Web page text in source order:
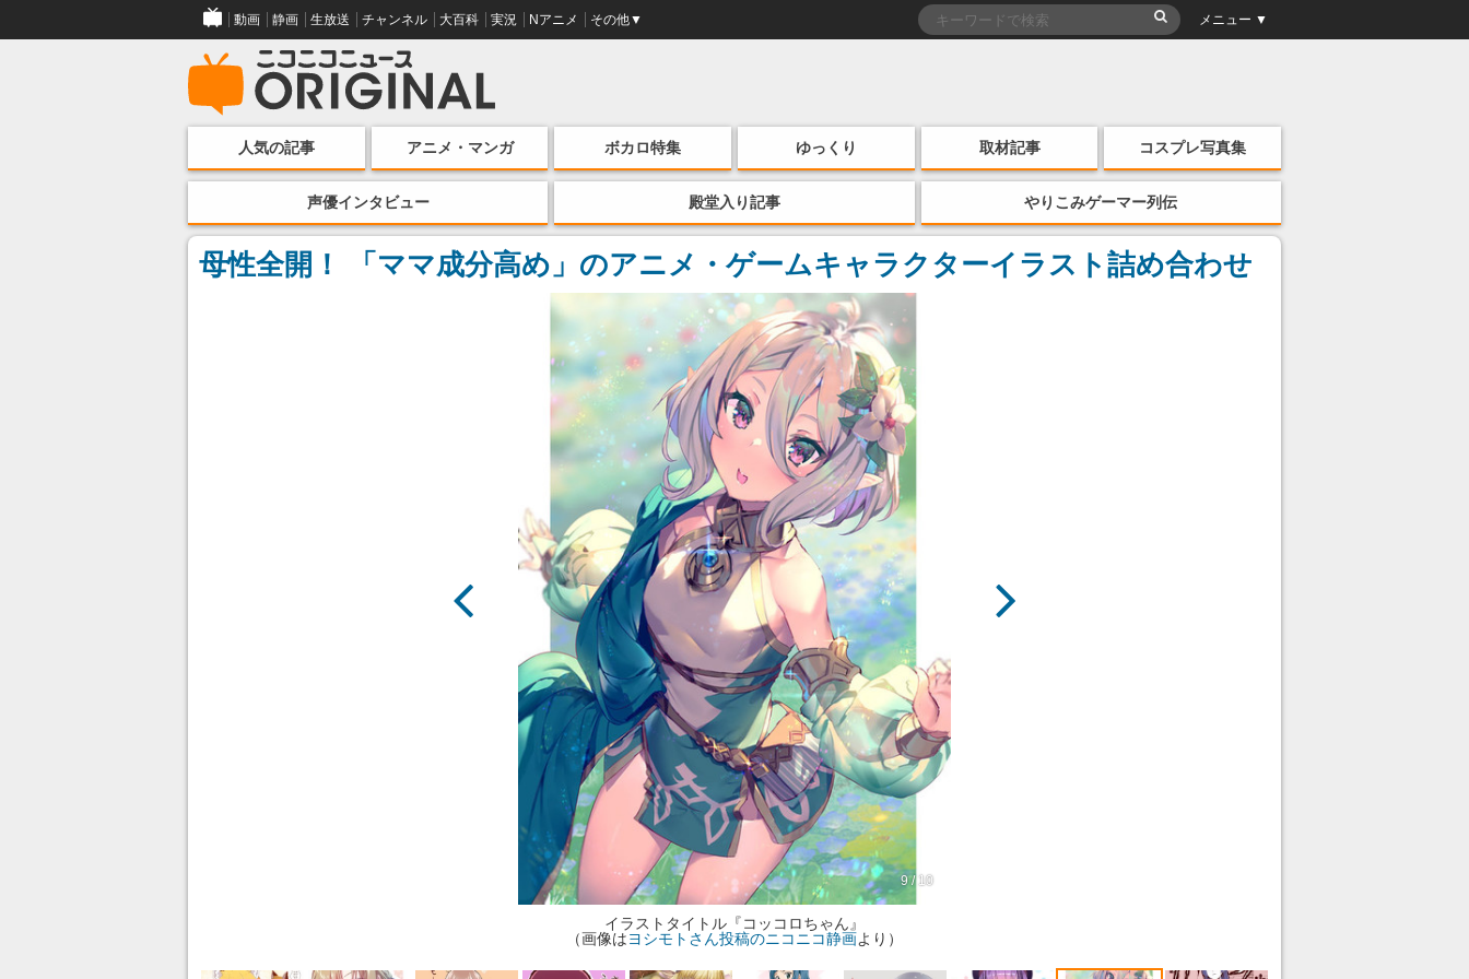
動画 静画 生放送 チャンネル 大百科 実況 Nアニメ その他▼ メニュー ▼
人気の記事 アニメ・マンガ ボカロ特集 ゆっくり 取材記事 コスプレ写真集
声優インタビュー 殿堂入り記事 やりこみゲーマー列伝
母性全開！ 「ママ成分高め」のアニメ・ゲームキャラクターイラスト詰め合わせ
9 / 10
イラストタイトル『コッコロちゃん』
（画像はヨシモトさん投稿のニコニコ静画より）